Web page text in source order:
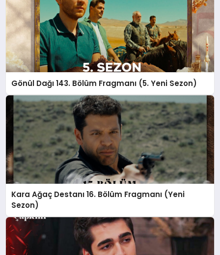
Gönül Dağı 143. Bölüm Fragmanı (5. Yeni Sezon)
Kara Ağaç Destanı 16. Bölüm Fragmanı (Yeni
Sezon)